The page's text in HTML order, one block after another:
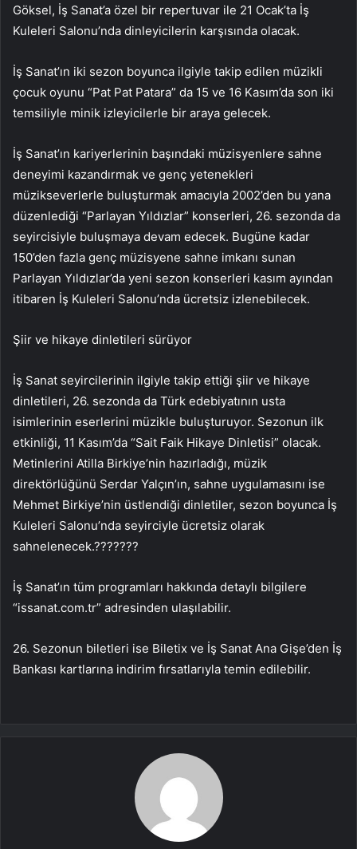
Göksel, İş Sanat’a özel bir repertuvar ile 21 Ocak’ta İş
Kuleleri Salonu’nda dinleyicilerin karşısında olacak.
İş Sanat’ın iki sezon boyunca ilgiyle takip edilen müzikli
çocuk oyunu “Pat Pat Patara” da 15 ve 16 Kasım’da son iki
temsiliyle minik izleyicilerle bir araya gelecek.
İş Sanat’ın kariyerlerinin başındaki müzisyenlere sahne
deneyimi kazandırmak ve genç yetenekleri
müzikseverlerle buluşturmak amacıyla 2002’den bu yana
düzenlediği “Parlayan Yıldızlar” konserleri, 26. sezonda da
seyircisiyle buluşmaya devam edecek. Bugüne kadar
150’den fazla genç müzisyene sahne imkanı sunan
Parlayan Yıldızlar’da yeni sezon konserleri kasım ayından
itibaren İş Kuleleri Salonu’nda ücretsiz izlenebilecek.
Şiir ve hikaye dinletileri sürüyor
İş Sanat seyircilerinin ilgiyle takip ettiği şiir ve hikaye
dinletileri, 26. sezonda da Türk edebiyatının usta
isimlerinin eserlerini müzikle buluşturuyor. Sezonun ilk
etkinliği, 11 Kasım’da “Sait Faik Hikaye Dinletisi” olacak.
Metinlerini Atilla Birkiye’nin hazırladığı, müzik
direktörlüğünü Serdar Yalçın’ın, sahne uygulamasını ise
Mehmet Birkiye’nin üstlendiği dinletiler, sezon boyunca İş
Kuleleri Salonu’nda seyirciyle ücretsiz olarak
sahnelenecek.???????
İş Sanat’ın tüm programları hakkında detaylı bilgilere
“issanat.com.tr” adresinden ulaşılabilir.
26. Sezonun biletleri ise Biletix ve İş Sanat Ana Gişe’den İş
Bankası kartlarına indirim fırsatlarıyla temin edilebilir.